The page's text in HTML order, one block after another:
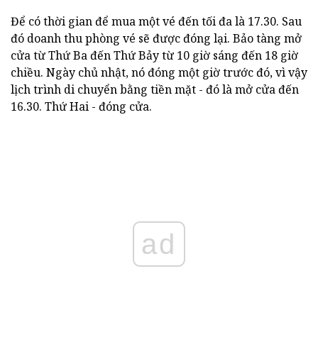
Để có thời gian để mua một vé đến tối đa là 17.30. Sau
đó doanh thu phòng vé sẽ được đóng lại. Bảo tàng mở
cửa từ Thứ Ba đến Thứ Bảy từ 10 giờ sáng đến 18 giờ
chiều. Ngày chủ nhật, nó đóng một giờ trước đó, vì vậy
lịch trình di chuyển bằng tiền mặt - đó là mở cửa đến
16.30. Thứ Hai - đóng cửa.
ad